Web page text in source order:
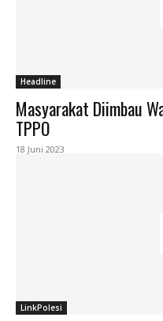
Headline
Masyarakat Diimbau
TPPO
18 Juni 2023
LinkPolesi